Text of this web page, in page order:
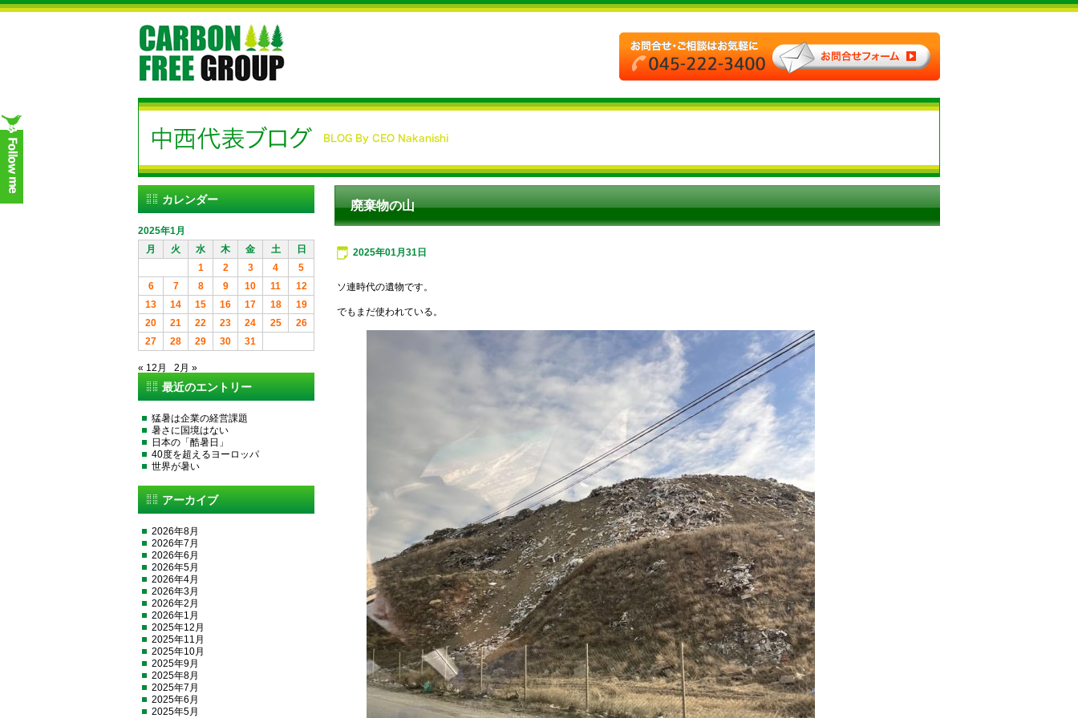
廃棄物の山
2025年01月31日
ソ連時代の遺物です。
でもまだ使われている。
カレンダー
2025年1月
月
火 水 木 金 土
日
1
2 3 4
5
6
7 8 9 10 11
12
13
14 15 16 17 18
19
20
21 22 23 24 25
26
27
28 29 30 31
« 12月 2月 »
最近のエントリー
猛暑は企業の経営課題
暑さに国境はない
日本の「酷暑日」
40度を超えるヨーロッパ
世界が暑い
アーカイブ
2026年8月
2026年7月
2026年6月
2026年5月
2026年4月
2026年3月
2026年2月
2026年1月
2025年12月
2025年11月
2025年10月
2025年9月
2025年8月
2025年7月
2025年6月
2025年5月